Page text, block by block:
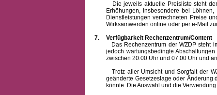
Die jeweils aktuelle Preisliste steht dem
Erhöhungen, insbesondere bei
Dienstleistungen verrechneten Preise
Wirksamwerden online oder per e-Mail
7.
Verfügbarkeit Rechenzentrum/Content
Das Rechenzentrum der WZDP steht im
jedoch wartungsbedingte
zwischen 20.00 Uhr und 07.00 Uhr und
Trotz aller Umsicht und Sorgfalt der
geänderte Gesetzeslage oder Änderung
könnte. Die Auswahl und die